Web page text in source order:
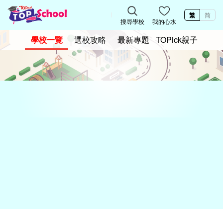
搜尋學校 我的心水
繁 简
學校一覽 選校攻略 最新專題 TOPick親子